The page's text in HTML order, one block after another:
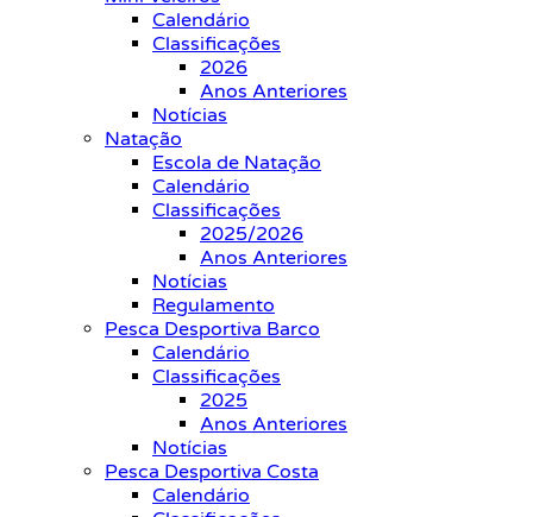
Calendário
Classificações
2026
Anos Anteriores
Notícias
Natação
Escola de Natação
Calendário
Classificações
2025/2026
Anos Anteriores
Notícias
Regulamento
Pesca Desportiva Barco
Calendário
Classificações
2025
Anos Anteriores
Notícias
Pesca Desportiva Costa
Calendário